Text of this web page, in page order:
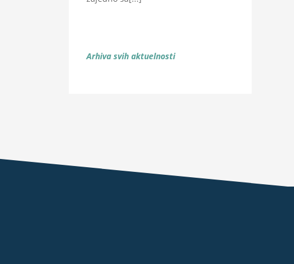
Arhiva svih aktuelnosti